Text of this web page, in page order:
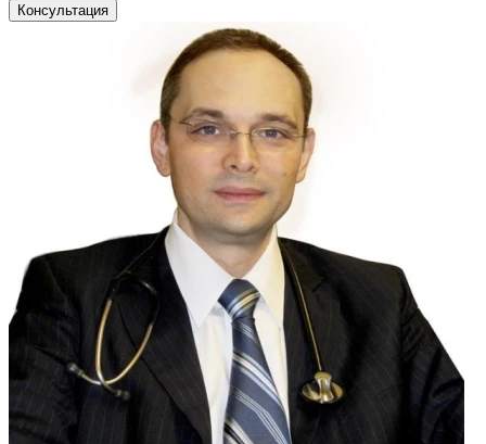
Консультация